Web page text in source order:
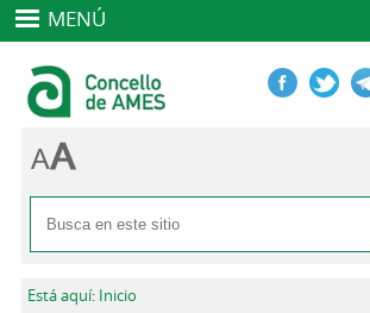
MENÚ
Formulario de búsqueda
Buscar
Se encuentra usted aquí
Está aquí: Inicio